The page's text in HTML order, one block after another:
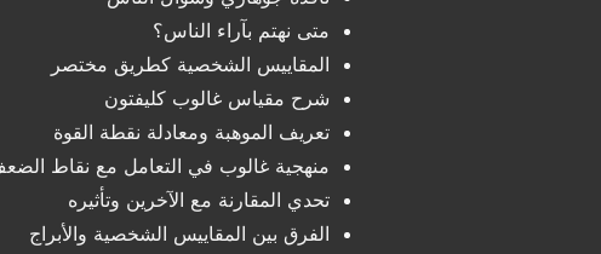
متى نهتم بآراء الناس؟
المقاييس الشخصية كطريق مختصر
شرح مقياس غالوب كليفتون
تعريف الموهبة ومعادلة نقطة القوة
منهجية غالوب في التعامل مع نقاط
تحدي المقارنة مع الآخرين وتأثيره
الفرق بين المقاييس الشخصية والأبراج